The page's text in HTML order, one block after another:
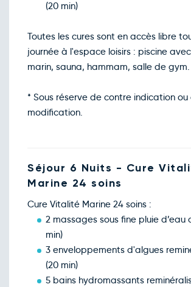
(20 min)
Toutes les cures sont en accès libre
journée à l'espace loisirs : piscine
marin, sauna, hammam, salle de gym.
* Sous réserve de contre indication ou
modification.
Séjour 6 Nuits - Cure
Marine 24 soins
Cure Vitalité Marine 24 soins :
2 massages sous fine pluie d’eau
min)
3 enveloppements d'algues
(20 min)
5 bains hydromassants